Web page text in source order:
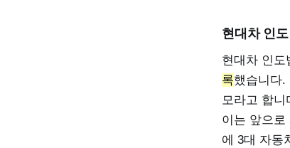
현대차 인
현대차 인도
록했습니다.
모라고 합
이는 앞으
에 3대 자동